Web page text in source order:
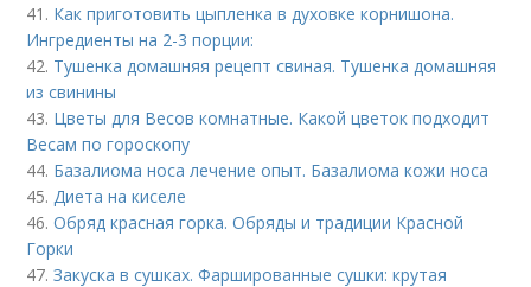
41. Как приготовить цыпленка в духовке корнишона.
Ингредиенты на 2-3 порции:
42. Тушенка домашняя рецепт свиная. Тушенка домашняя
из свинины
43. Цветы для Весов комнатные. Какой цветок подходит
Весам по гороскопу
44. Базалиома носа лечение опыт. Базалиома кожи носа
45. Диета на киселе
46.Обряд красная горка. Обряды и традиции Красной
Горки
47.Закуска в сушках. Фаршированные сушки: крутая